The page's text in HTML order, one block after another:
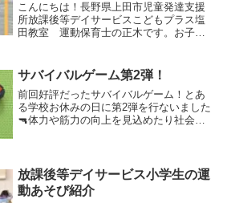
こんにちは！長野県上田市児童発達支援
所放課後等デイサービスこどもプラス塩
田教室 運動保育士の正木です。お子さ
たします！【ボール転がしキャッチ】写
真のように斜めにした板や...
サバイバルゲーム第2弾！
前回好評だったサバイバルゲーム！とあ
る学校お休みの日に第2弾を行ないました
🔫体力や筋力の向上を見込めたり社会性
のチーム】【必ずゴー...
放課後等デイサービス小学生の運
動あそび紹介